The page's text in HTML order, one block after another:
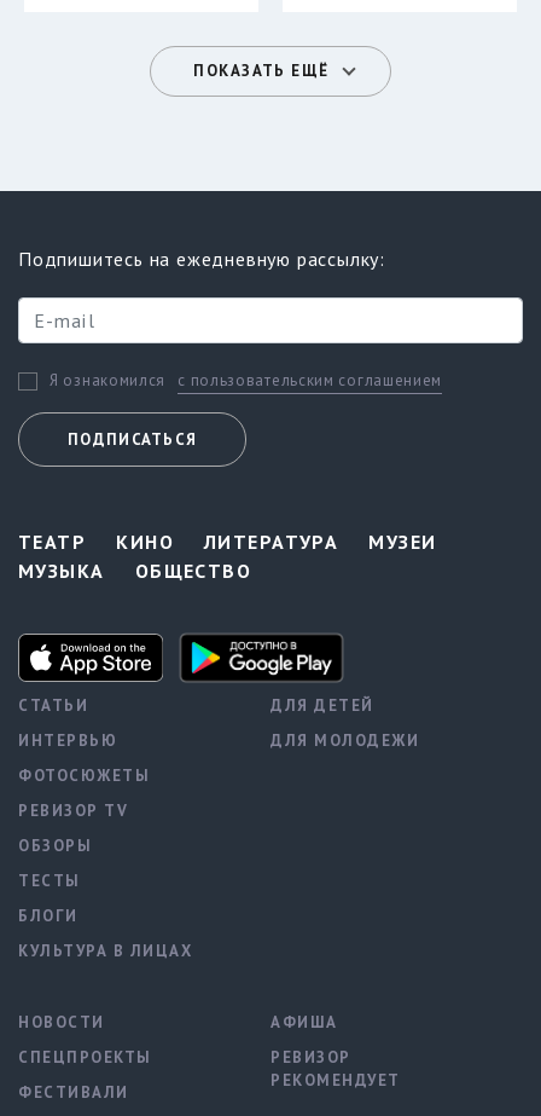
ПОКАЗАТЬ ЕЩЁ
Подпишитесь на ежедневную рассылку:
Я ознакомился с пользовательским соглашением
ПОДПИСАТЬСЯ
ТЕАТР КИНО ЛИТЕРАТУРА
МУЗЕИ
МУЗЫКА
ОБЩЕСТВО
СТАТЬИ
ИНТЕРВЬЮ
ФОТОСЮЖЕТЫ
РЕВИЗОР TV
ОБЗОРЫ
ТЕСТЫ
БЛОГИ
КУЛЬТУРА В ЛИЦАХ
ДЛЯ ДЕТЕЙ
ДЛЯ МОЛОДЕЖИ
НОВОСТИ
СПЕЦПРОЕКТЫ
ФЕСТИВАЛИ
АФИША
РЕВИЗОР
РЕКОМЕНДУЕТ